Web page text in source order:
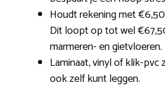
Houdt rekening met
Dit loopt op tot wel
marmeren- en gietvloeren.
Laminaat, vinyl of klik-pvc
ook zelf kunt leggen.